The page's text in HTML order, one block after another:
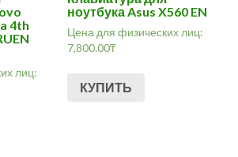
4th
лиц:
ноутбука Asus X560 EN
Цена для физических лиц:
7,800.00₸
КУПИТЬ